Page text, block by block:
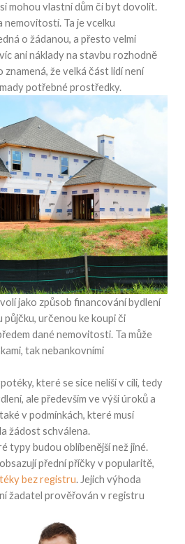
mohou vlastní dům či byt dovolit.
nemovitostí. Ta je vcelku
o žádanou, a přesto velmi
ani náklady na stavbu rozhodně
znamená, že velká část lidí není
potřebné prostředky.
jako způsob financování bydlení
určenou ke koupi či
dané nemovitosti. Ta může
tak nebankovními
které se sice neliší v cíli, tedy
ale především ve výši úroků a
v podmínkách, které musí
žádost schválena.
typy budou oblíbenější než jiné.
přední příčky v popularitě,
bez registru. Jejich výhoda
žadatel prověřován v registru